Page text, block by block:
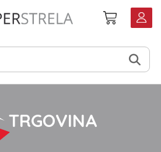
Košarica
TRGOVINA